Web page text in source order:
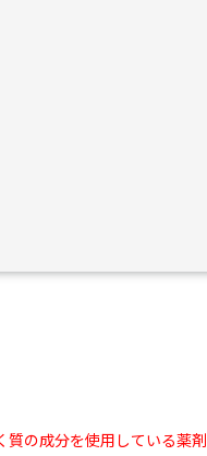
質の成分を使用している薬剤